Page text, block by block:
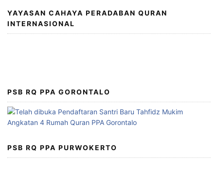
YAYASAN CAHAYA PERADABAN QURAN
INTERNASIONAL
PSB RQ PPA GORONTALO
PSB RQ PPA PURWOKERTO